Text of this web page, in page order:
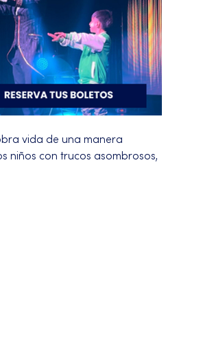
vida de una manera
niños con trucos asombrosos,